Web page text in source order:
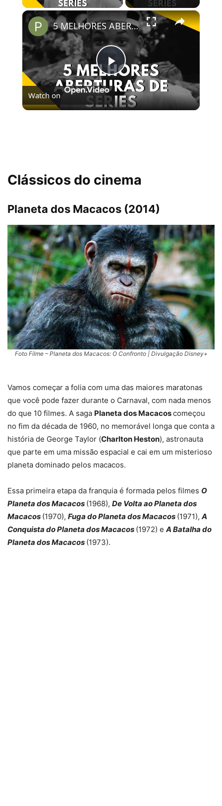
×
Play
Video
5 MELHORES ABERTURAS DE SÉRIES | Pipocas Tv #13
Watch on
Clássicos do cinema
Planeta dos Macacos (2014)
Foto Filme – Planeta dos Macacos: O Confronto | Divulgação Disney+
Vamos começar a folia com uma das maiores maratonas
que você pode fazer durante o Carnaval, com nada menos
do que 10 filmes. A saga Planeta dos Macacoscomeçou
no fim da década de 1960, no memorável longa que conta a
história de George Taylor (Charlton Heston), astronauta
que parte em uma missão espacial e cai em um misterioso
planeta dominado pelos macacos.
Essa primeira etapa da franquia é formada pelos filmes O
Planeta dos Macacos (1968), De Volta ao Planeta dos
Macacos (1970), Fuga do Planeta dos Macacos (1971), A
Conquista do Planeta dos Macacos (1972) e A Batalha do
Planeta dos Macacos (1973).